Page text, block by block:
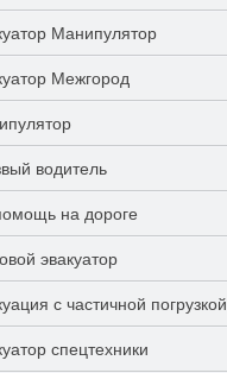
Манипулятор
Межгород
водитель
на дороге
эвакуатор
с частичной погрузкой
спецтехники